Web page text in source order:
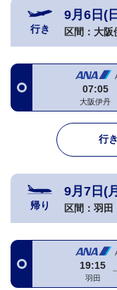
行き
9月6日(
区間： 大阪
07:05
大阪伊丹
行
帰り
9月7日(
区間： 羽田
19:15
羽田